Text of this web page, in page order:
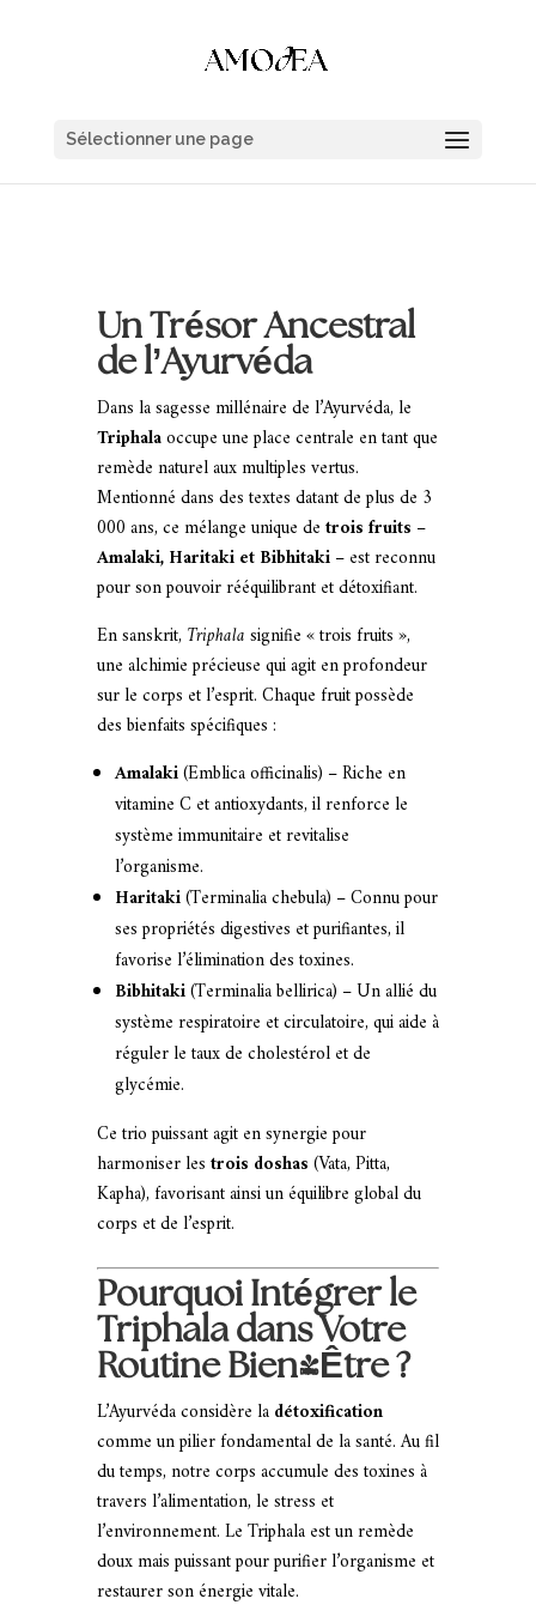
Sélectionner une page
Un Trésor Ancestral
de l’Ayurvéda
Dans la sagesse millénaire de l’Ayurvéda, le
Triphalaoccupe une place centrale en tant que
remède naturel aux multiples vertus.
Mentionné dans des textes datant de plus de 3
000 ans, ce mélange unique detrois fruits –
Amalaki, Haritaki et Bibhitaki– est reconnu
pour son pouvoir rééquilibrant et détoxifiant.
En sanskrit, Triphalasignifie « trois fruits »,
une alchimie précieuse qui agit en profondeur
sur le corps et l’esprit. Chaque fruit possède
des bienfaits spécifiques :
Amalaki(Emblica officinalis) – Riche en
vitamine C et antioxydants, il renforce le
système immunitaire et revitalise
l’organisme.
Haritaki(Terminalia chebula) – Connu pour
ses propriétés digestives et purifiantes, il
favorise l’élimination des toxines.
Bibhitaki(Terminalia bellirica) – Un allié du
système respiratoire et circulatoire, qui aide à
réguler le taux de cholestérol et de
glycémie.
Ce trio puissant agit en synergie pour
harmoniser lestrois doshas(Vata, Pitta,
Kapha), favorisant ainsi un équilibre global du
corps et de l’esprit.
Pourquoi Intégrer le
Triphala dans Votre
Routine Bien-Être ?
L’Ayurvéda considère ladétoxification
comme un pilier fondamental de la santé. Au fil
du temps, notre corps accumule des toxines à
travers l’alimentation, le stress et
l’environnement. Le Triphala est un remède
doux mais puissant pour purifier l’organisme et
restaurer son énergie vitale.